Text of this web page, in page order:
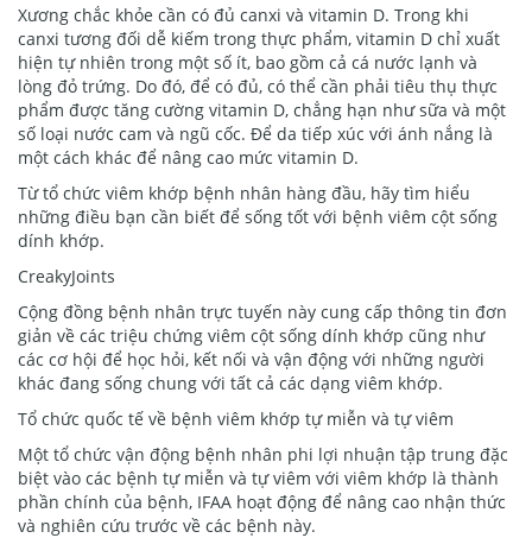
Xương chắc khỏe cần có đủ canxi và vitamin D. Trong khi
canxi tương đối dễ kiếm trong thực phẩm, vitamin D chỉ xuất
hiện tự nhiên trong một số ít, bao gồm cả cá nước lạnh và
lòng đỏ trứng. Do đó, để có đủ, có thể cần phải tiêu thụ thực
phẩm được tăng cường vitamin D, chẳng hạn như sữa và một
số loại nước cam và ngũ cốc. Để da tiếp xúc với ánh nắng là
một cách khác để nâng cao mức vitamin D.
Từ tổ chức viêm khớp bệnh nhân hàng đầu, hãy tìm hiểu
những điều bạn cần biết để sống tốt với bệnh viêm cột sống
dính khớp.
CreakyJoints
Cộng đồng bệnh nhân trực tuyến này cung cấp thông tin đơn
giản về các triệu chứng viêm cột sống dính khớp cũng như
các cơ hội để học hỏi, kết nối và vận động với những người
khác đang sống chung với tất cả các dạng viêm khớp.
Tổ chức quốc tế về bệnh viêm khớp tự miễn và tự viêm
Một tổ chức vận động bệnh nhân phi lợi nhuận tập trung đặc
biệt vào các bệnh tự miễn và tự viêm với viêm khớp là thành
phần chính của bệnh, IFAA hoạt động để nâng cao nhận thức
và nghiên cứu trước về các bệnh này.